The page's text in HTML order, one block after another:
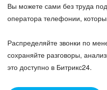
Вы можете сами без труда
оператора телефонии,
Распределяйте звонки по
сохраняйте разговоры,
это доступно в Битрикс24.